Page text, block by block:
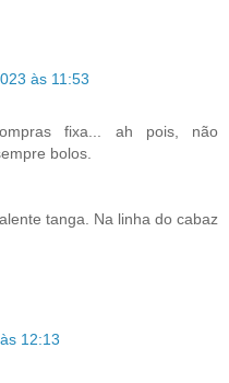
às 11:53
fixa... ah pois, não
bolos.
tanga. Na linha do cabaz
12:13